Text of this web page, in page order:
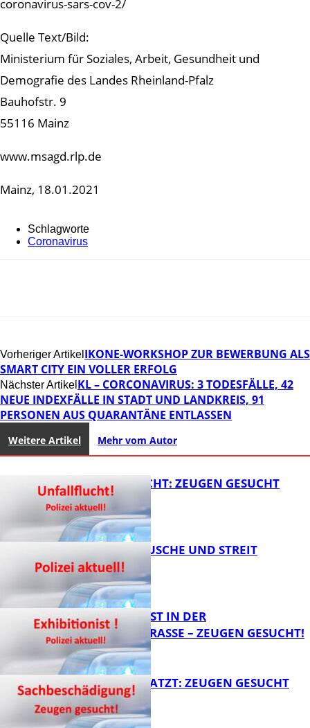
coronavirus-sars-cov-2/
Quelle Text/Bild:
Ministerium für Soziales, Arbeit, Gesundheit und
Demografie des Landes Rheinland-Pfalz
Bauhofstr. 9
55116 Mainz
www.msagd.rlp.de
Mainz, 18.01.2021
Schlagworte
Coronavirus
Vorheriger Artikel IKONE-WORKSHOP ZUR BEWERBUNG ALS
SMART CITY EIN VOLLER ERFOLG
Nächster Artikel KL – CORCONAVIRUS: 3 TODESFÄLLE, 42
NEUE INDEXFÄLLE IN STADT UND LANDKREIS, 91
PERSONEN AUS QUARANTÄNE ENTLASSEN
Weitere Artikel Mehr vom Autor
UNFALLFLUCHT: ZEUGEN GESUCHT
KNALLGERÄUSCHE UND STREIT
EXHIBITIONIST IN DER
VELMANNSTRASSE – ZEUGEN GESUCHT!
AUTO ZERKRATZT: ZEUGEN GESUCHT